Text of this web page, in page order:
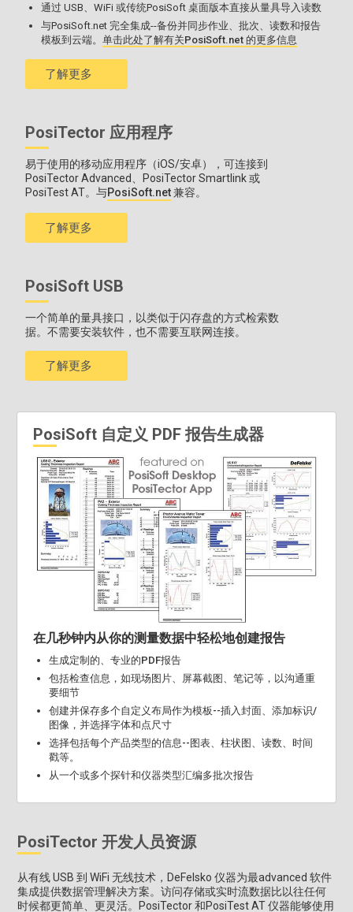
通过 USB、WiFi 或传统PosiSoft 桌面版本直接从量具导入读数
与PosiSoft.net 完全集成--备份并同步作业、批次、读数和报告
模板到云端。单击此处了解有关PosiSoft.net 的更多信息
了解更多
PosiTector 应用程序
易于使用的移动应用程序（iOS/安卓），可连接到
PosiTector Advanced、PosiTector Smartlink 或
PosiTest AT。与PosiSoft.net兼容。
了解更多
PosiSoft USB
一个简单的量具接口，以类似于闪存盘的方式检索数
据。不需要安装软件，也不需要互联网连接。
了解更多
PosiSoft 自定义 PDF 报告生成器
在几秒钟内从你的测量数据中轻松地创建报告
生成定制的、专业的PDF报告
包括检查信息，如现场图片、屏幕截图、笔记等，以沟通重
要细节
创建并保存多个自定义布局作为模板--插入封面、添加标识/
图像，并选择字体和点尺寸
选择包括每个产品类型的信息--图表、柱状图、读数、时间
戳等。
从一个或多个探针和仪器类型汇编多批次报告
PosiTector 开发人员资源
从有线 USB 到 WiFi 无线技术，DeFelsko 仪器为最advanced 软件
集成提供数据管理解决方案。访问存储或实时流数据比以往任何
时候都更简单、更灵活。PosiTector 和PosiTest AT 仪器能够使用